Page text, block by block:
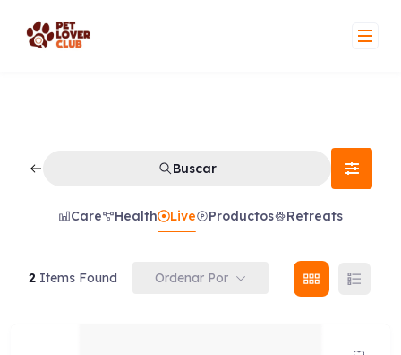
content
Buscar
Care Health Live Productos Retreats
2 Items Found Ordenar Por